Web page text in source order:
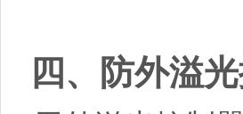
四、防外溢